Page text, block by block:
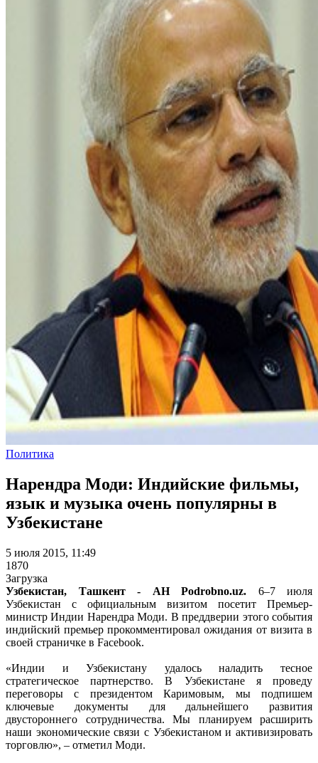
Политика
Нарендра Моди: Индийские фильмы,
язык и музыка очень популярны в
Узбекистане
5 июля 2015, 11:49
1870
Загрузка
Узбекистан, Ташкент - АН Podrobno.uz. 6–7 июля
Узбекистан с официальным визитом посетит Премьер-
министр Индии Нарендра Моди. В преддверии этого события
индийский премьер прокомментировал ожидания от визита в
своей страничке в Facebook.
«Индии и Узбекистану удалось наладить тесное
стратегическое партнерство. В Узбекистане я проведу
переговоры с президентом Каримовым, мы подпишем
ключевые документы для дальнейшего развития
двустороннего сотрудничества. Мы планируем расширить
наши экономические связи с Узбекистаном и активизировать
торговлю», – отметил Моди.